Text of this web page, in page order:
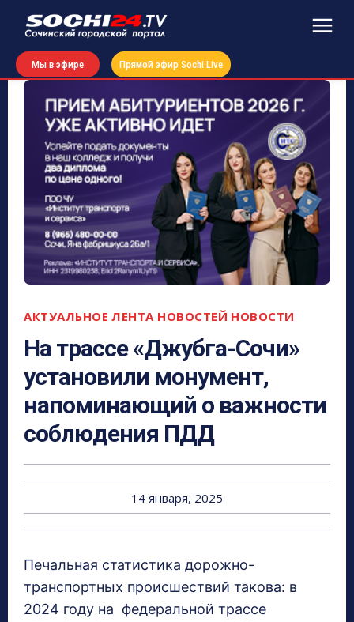
Мы в эфире Прямой эфир Sochi Live
АКТУАЛЬНОЕ ЛЕНТА НОВОСТЕЙ НОВОСТИ
На трассе «Джубга-Сочи»
установили монумент,
напоминающий о важности
соблюдения ПДД
14 января, 2025
Печальная статистика дорожно-
транспортных происшествий такова: в
2024 году на федеральной трассе